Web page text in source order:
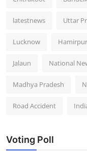
latestnews Uttar
Lucknow Hamirpur
Jalaun National
Madhya Pradesh
Road Accident
Voting Poll